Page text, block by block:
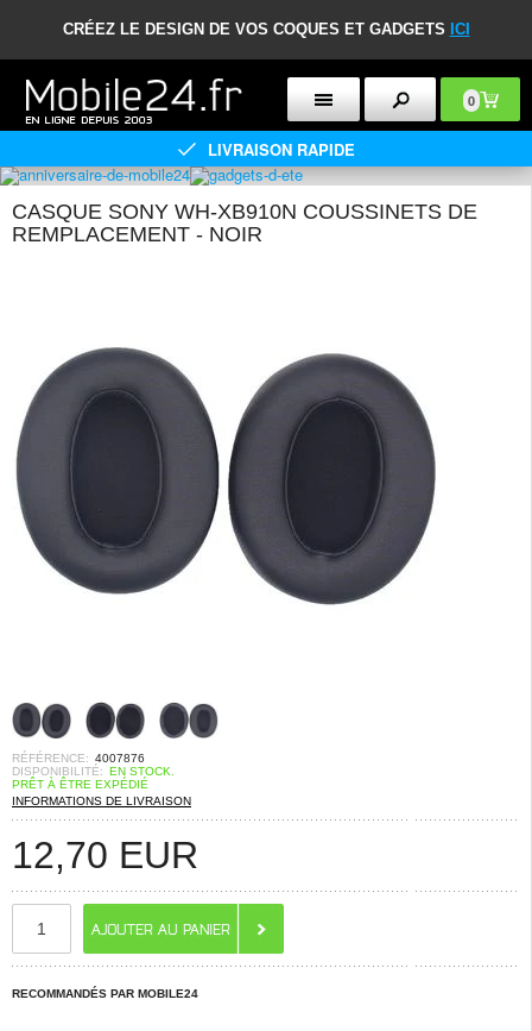
CRÉEZ LE DESIGN DE VOS COQUES ET GADGETS ICI
0
LIVRAISON RAPIDE
CASQUE SONY WH-XB910N COUSSINETS DE
REMPLACEMENT - NOIR
RÉFÉRENCE: 4007876
DISPONIBILITÉ: EN STOCK.
PRÊT À ÊTRE EXPÉDIÉ
INFORMATIONS DE LIVRAISON
12,70 EUR
RECOMMANDÉS PAR MOBILE24